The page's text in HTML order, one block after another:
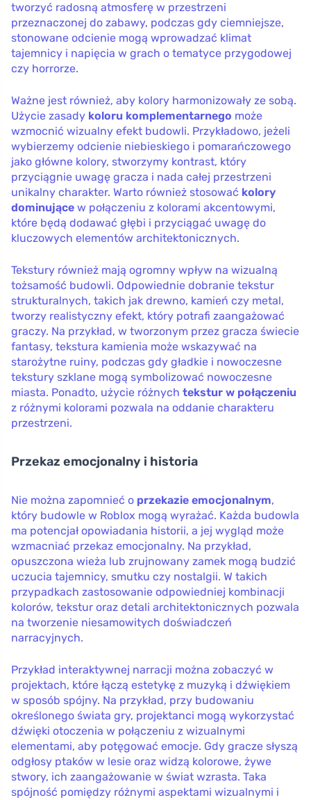
tworzyć radosną atmosferę w przestrzeni
przeznaczonej do zabawy, podczas gdy ciemniejsze,
stonowane odcienie mogą wprowadzać klimat
tajemnicy i napięcia w grach o tematyce przygodowej
czy horrorze.
Ważne jest również, aby kolory harmonizowały ze sobą.
Użycie zasady koloru komplementarnego może
wzmocnić wizualny efekt budowli. Przykładowo, jeżeli
wybierzemy odcienie niebieskiego i pomarańczowego
jako główne kolory, stworzymy kontrast, który
przyciągnie uwagę gracza i nada całej przestrzeni
unikalny charakter. Warto również stosować kolory
dominujące w połączeniu z kolorami akcentowymi,
które będą dodawać głębi i przyciągać uwagę do
kluczowych elementów architektonicznych.
Tekstury również mają ogromny wpływ na wizualną
tożsamość budowli. Odpowiednie dobranie tekstur
strukturalnych, takich jak drewno, kamień czy metal,
tworzy realistyczny efekt, który potrafi zaangażować
graczy. Na przykład, w tworzonym przez gracza świecie
fantasy, tekstura kamienia może wskazywać na
starożytne ruiny, podczas gdy gładkie i nowoczesne
tekstury szklane mogą symbolizować nowoczesne
miasta. Ponadto, użycie różnych tekstur w połączeniu
z różnymi kolorami pozwala na oddanie charakteru
przestrzeni.
Przekaz emocjonalny i historia
Nie można zapomnieć o przekazie emocjonalnym,
który budowle w Roblox mogą wyrażać. Każda budowla
ma potencjał opowiadania historii, a jej wygląd może
wzmacniać przekaz emocjonalny. Na przykład,
opuszczona wieża lub zrujnowany zamek mogą budzić
uczucia tajemnicy, smutku czy nostalgii. W takich
przypadkach zastosowanie odpowiedniej kombinacji
kolorów, tekstur oraz detali architektonicznych pozwala
na tworzenie niesamowitych doświadczeń
narracyjnych.
Przykład interaktywnej narracji można zobaczyć w
projektach, które łączą estetykę z muzyką i dźwiękiem
w sposób spójny. Na przykład, przy budowaniu
określonego świata gry, projektanci mogą wykorzystać
dźwięki otoczenia w połączeniu z wizualnymi
elementami, aby potęgować emocje. Gdy gracze słyszą
odgłosy ptaków w lesie oraz widzą kolorowe, żywe
stwory, ich zaangażowanie w świat wzrasta. Taka
spójność pomiędzy różnymi aspektami wizualnymi i